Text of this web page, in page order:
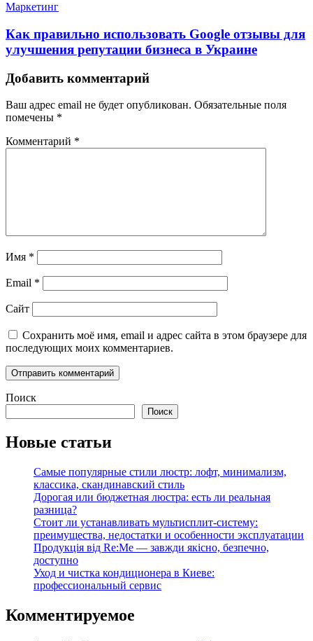
Маркетинг
Как правильно использовать Google отзывы для
улучшения репутации бизнеса в Украине
Добавить комментарий
Ваш адрес email не будет опубликован. Обязательные поля
помечены *
Комментарий *
Имя *
Email *
Сайт
Сохранить моё имя, email и адрес сайта в этом браузере для
последующих моих комментариев.
Поиск
Поиск
Новые статьи
Самые популярные стили люстр: лофт, минимализм,
классика, скандинавский стиль
Дорогая или бюджетная люстра: есть ли реальная
разница?
Стоит ли устанавливать мультисплит-систему:
преимущества, недостатки и особенности эксплуатации
Продукція від Re:Me — завжди якісно, безпечно,
доступно
Уход и чистка кондиционера в Киеве:
профессиональный сервис
Комментируемое